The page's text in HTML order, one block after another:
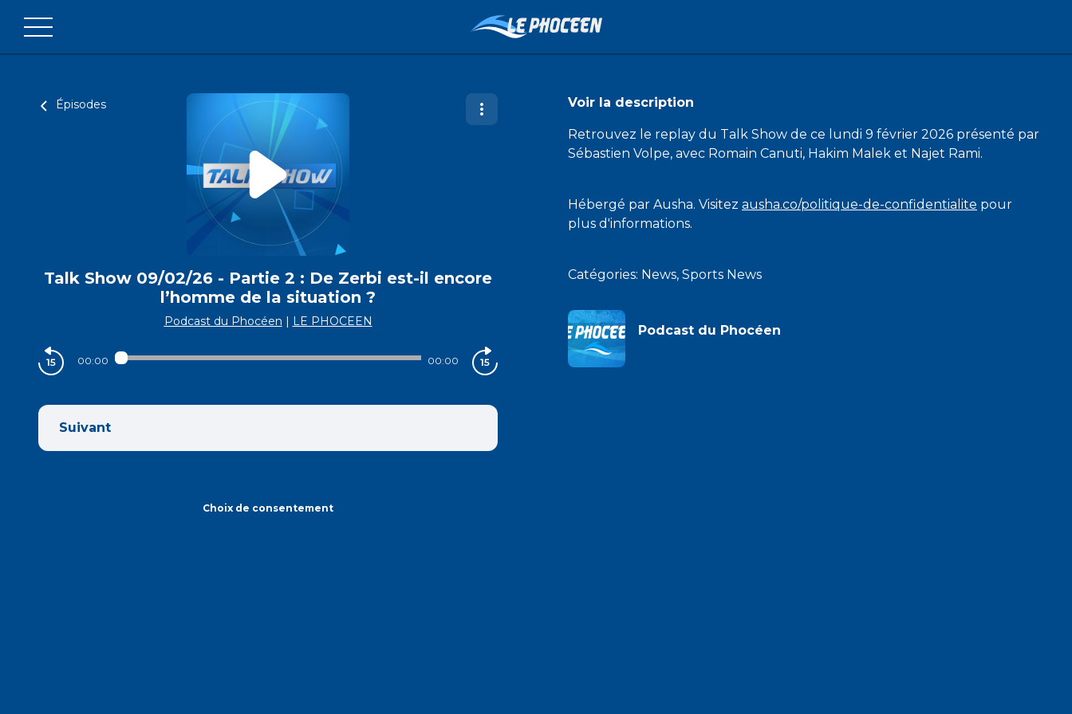
Épisodes
Talk Show 09/02/26 - Partie 2 : De Zerbi est-il encore
l’homme de la situation ?
Podcast du Phocéen | LE PHOCEEN
00:00 00:00
Suivant
Choix de consentement
Voir la description
Retrouvez le replay du Talk Show de ce lundi 9 février 2026 présenté par
Sébastien Volpe, avec Romain Canuti, Hakim Malek et Najet Rami.
Hébergé par Ausha. Visitez ausha.co/politique-de-confidentialite pour
plus d'informations.
Catégories: News, Sports News
Podcast du Phocéen